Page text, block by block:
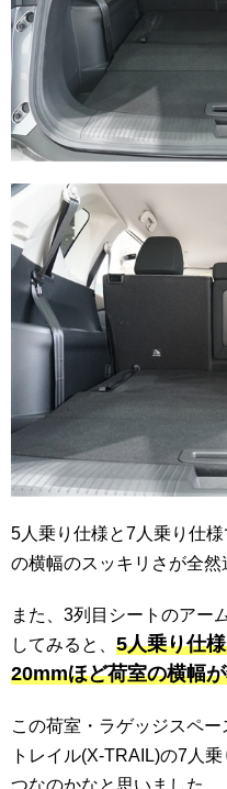
5人乗り仕様と7人乗り仕
の横幅のスッキリさが全然
また、3列目シートのアー
してみると、 5人乗り仕
20mmほど荷室の横幅
この荷室・ラゲッジスペ
トレイル(X-TRAIL)の7人